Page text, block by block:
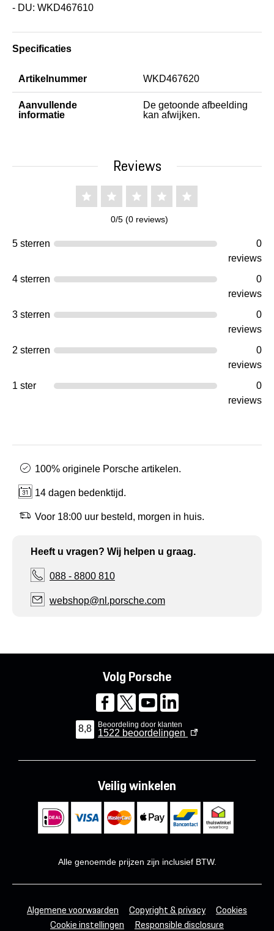
- DU: WKD467610
Specificaties
Artikelnummer WKD467620
Aanvullende
informatie
De getoonde afbeelding
kan afwijken.
Reviews
0/5 (0 reviews)
5 sterren
0
reviews
4 sterren
0
reviews
3 sterren
0
reviews
2 sterren
0
reviews
1 ster
0
reviews
100% originele Porsche artikelen.
14 dagen bedenktijd.
Voor 18:00 uur besteld, morgen in huis.
Heeft u vragen? Wij helpen u graag.
088 - 8800 810
webshop@nl.porsche.com
Volg Porsche
8,8 Beoordeling door klanten
1522 beoordelingen
Veilig winkelen
Alle genoemde prijzen zijn inclusief BTW.
Algemene voorwaarden Copyright & privacy
Cookies
Cookie instellingen
Responsible disclosure